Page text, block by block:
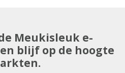
Meukisleuk e-
blijf op de hoogte